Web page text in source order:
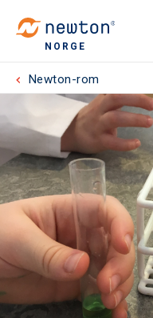
NORGE
Newton-rom